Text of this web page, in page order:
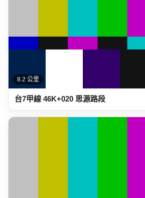
8.2 公里
台7甲線 46K+020 思源路段